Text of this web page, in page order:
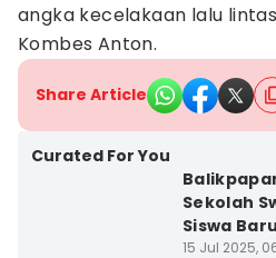
angka kecelakaan lalu
Kombes Anton.
Share Article
Curated For You
Sekolah
Siswa Baru
15 Jul 2025,